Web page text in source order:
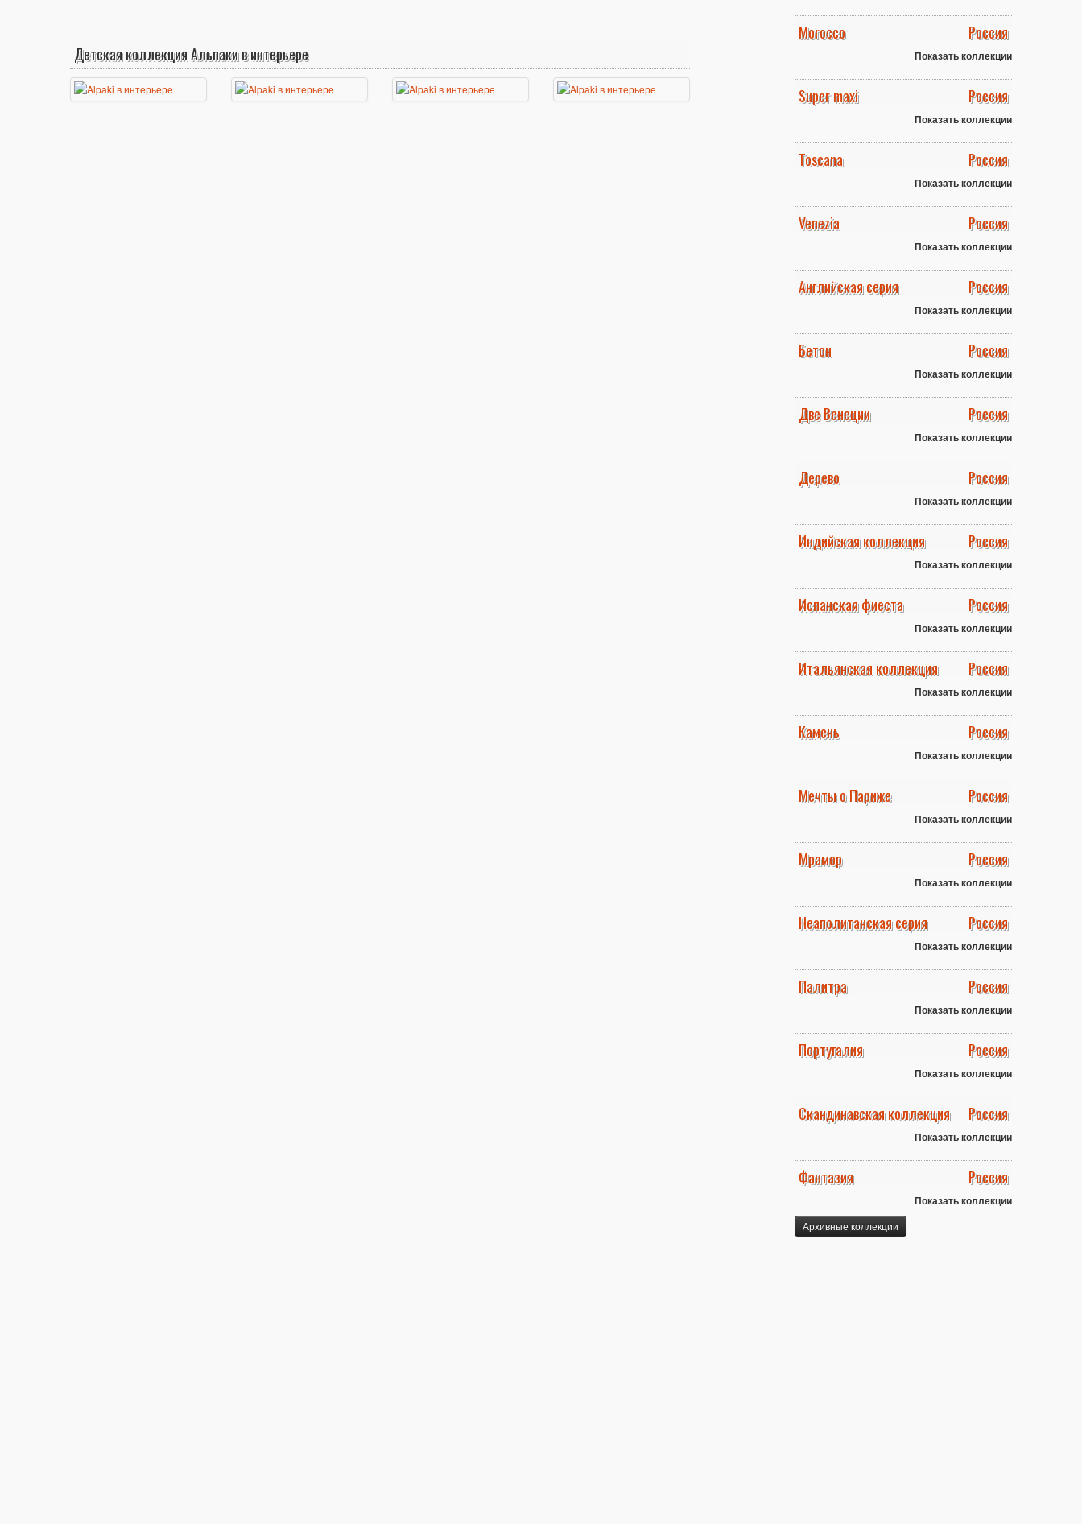
Детская коллекция Альпаки в интерьере
Morocco Россия
Показать коллекции
Super maxi Россия
Показать коллекции
Toscana Россия
Показать коллекции
Venezia Россия
Показать коллекции
Английская серия Россия
Показать коллекции
Бетон Россия
Показать коллекции
Две Венеции Россия
Показать коллекции
Дерево Россия
Показать коллекции
Индийская коллекция Россия
Показать коллекции
Испанская фиеста Россия
Показать коллекции
Итальянская коллекция Россия
Показать коллекции
Камень Россия
Показать коллекции
Мечты о Париже Россия
Показать коллекции
Мрамор Россия
Показать коллекции
Неаполитанская серия Россия
Показать коллекции
Палитра Россия
Показать коллекции
Португалия Россия
Показать коллекции
Скандинавская коллекция Россия
Показать коллекции
Фантазия Россия
Показать коллекции
Архивные коллекции